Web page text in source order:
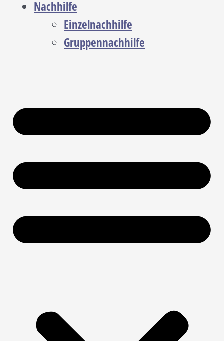
Nachhilfe
Einzelnachhilfe
Gruppennachhilfe